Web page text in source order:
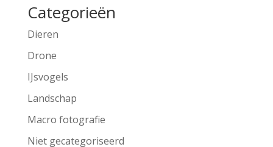
Categorieën
Dieren
Drone
IJsvogels
Landschap
Macro fotografie
Niet gecategoriseerd